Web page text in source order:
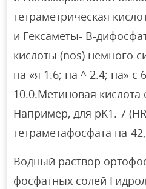
тетраметрическая
и Гексаметы- B-
кислоты (nos) немного
па «я 1.6; па ^ 2.4; па» с
10.0.Метиновая кислота
Например, для pK1. 7
тетраметафосфата па-
Водный раствор
фосфатных солей